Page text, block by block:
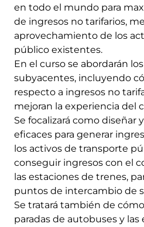
en todo el mundo para
de ingresos no tarifarios,
aprovechamiento de los
público existentes.
En el curso se abordarán
subyacentes, incluyendo
respecto a ingresos no
mejoran la experiencia del
Se focalizará como diseñar
eficaces para generar
los activos de transporte
conseguir ingresos con el
las estaciones de trenes,
puntos de intercambio de
Se tratará también de
paradas de autobuses y